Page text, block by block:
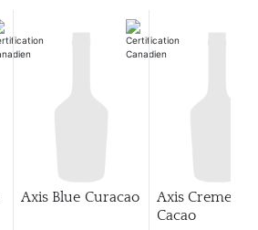
Axis Blue Curacao
Axis Creme De
Cacao